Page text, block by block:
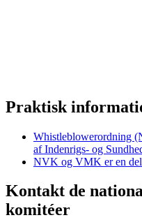
Praktisk
Whistleblowerordning
af Indenrigs- og
NVK og VMK er en
Kontakt de
komitéer